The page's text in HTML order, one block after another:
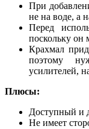
При
не на воде, а
Перед
поскольку он
Крахмал
поэтому
усилителей,
Плюсы:
Доступный и
Не имеет